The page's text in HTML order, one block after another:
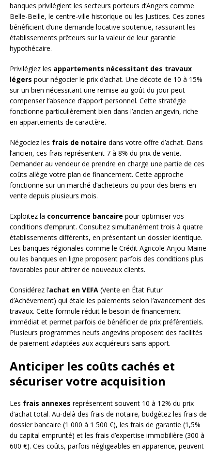
banques privilégient les secteurs porteurs d’Angers comme
Belle-Beille, le centre-ville historique ou les Justices. Ces zones
bénéficient d’une demande locative soutenue, rassurant les
établissements prêteurs sur la valeur de leur garantie
hypothécaire.
Privilégiez les appartements nécessitant des travaux
légers pour négocier le prix d’achat. Une décote de 10 à 15%
sur un bien nécessitant une remise au goût du jour peut
compenser l’absence d’apport personnel. Cette stratégie
fonctionne particulièrement bien dans l’ancien angevin, riche
en appartements de caractère.
Négociez les frais de notaire dans votre offre d’achat. Dans
l’ancien, ces frais représentent 7 à 8% du prix de vente.
Demander au vendeur de prendre en charge une partie de ces
coûts allège votre plan de financement. Cette approche
fonctionne sur un marché d’acheteurs ou pour des biens en
vente depuis plusieurs mois.
Exploitez la concurrence bancaire pour optimiser vos
conditions d’emprunt. Consultez simultanément trois à quatre
établissements différents, en présentant un dossier identique.
Les banques régionales comme le Crédit Agricole Anjou Maine
ou les banques en ligne proposent parfois des conditions plus
favorables pour attirer de nouveaux clients.
Considérez l’achat en VEFA (Vente en État Futur
d’Achèvement) qui étale les paiements selon l’avancement des
travaux. Cette formule réduit le besoin de financement
immédiat et permet parfois de bénéficier de prix préférentiels.
Plusieurs programmes neufs angevins proposent des facilités
de paiement adaptées aux acquéreurs sans apport.
Anticiper les coûts cachés et
sécuriser votre acquisition
Les frais annexes représentent souvent 10 à 12% du prix
d’achat total. Au-delà des frais de notaire, budgétez les frais de
dossier bancaire (1 000 à 1 500 €), les frais de garantie (1,5%
du capital emprunté) et les frais d’expertise immobilière (300 à
600 €). Ces coûts, parfois négligeables en apparence, peuvent